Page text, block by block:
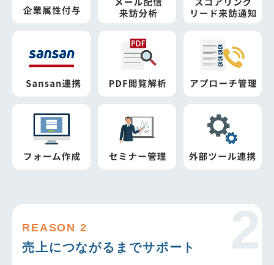
REASON 2
売上につながるまでサポート